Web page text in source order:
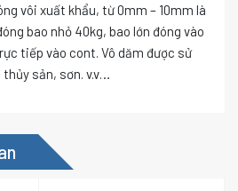
vôi xuất khẩu, từ 0mm – 10mm là
bao nhỏ 40kg, bao lớn đóng vào
tiếp vào cont. Vô dăm được sử
sản, sơn. v.v…